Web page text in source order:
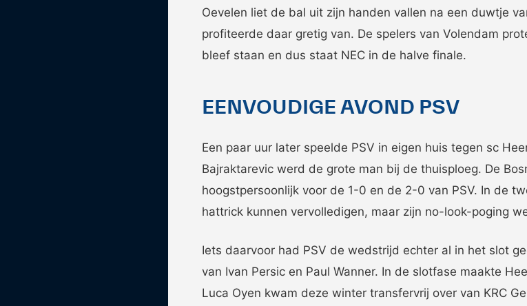
Oevelen liet de bal uit zijn handen vallen na een duwtje
profiteerde daar gretig van. De spelers van Volendam
bleef staan en dus staat NEC in de halve finale.
EENVOUDIGE AVOND PSV
Een paar uur later speelde PSV in eigen huis tegen sc
Bajraktarevic werd de grote man bij de thuisploeg. De
hoogstpersoonlijk voor de 1-0 en de 2-0 van PSV. In de
hattrick kunnen vervolledigen, maar zijn no-look-poging
Iets daarvoor had PSV de wedstrijd echter al in het slot
van Ivan Persic en Paul Wanner. In de slotfase maakte
Luca Oyen kwam deze winter transfervrij over van KRC